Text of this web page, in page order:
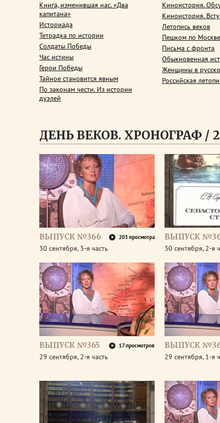
Книга, изменившая нас. «Два
капитана»
Историада
Тетрадка по истории
Солдаты Победы
Час истины
Герои Победы
Тайное становится явным
По законам чести. Из истории
дуэлей
Киноистория.
Киноистория.
Летопись веков
Пешком по Москве
Письма с фронта
Обыкновенная
Женщины в
Российская
ДЕНЬ ВЕКОВ. ХРОНОГРАФ /
ВЫПУСК №366 203 просмотра
30 сентября, 3-я часть
ВЫПУСК
30 сентября, 2-я
ВЫПУСК №365 17 просмотров
29 сентября, 2-я часть
ВЫПУСК
29 сентября, 1-я